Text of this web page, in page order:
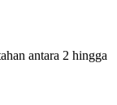
antara 2 hingga